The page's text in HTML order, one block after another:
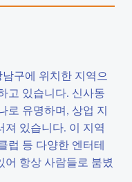
구에 위치한 지역으
고 있습니다. 신사동
로 유명하며, 상업 지
있습니다. 이 지역
럽 등 다양한 엔터테
어 항상 사람들로 붐볐